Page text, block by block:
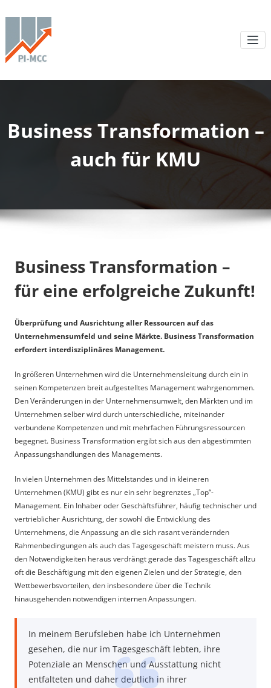
Business Transformation –
auch für KMU
Business Transformation –
für eine erfolgreiche Zukunft!
Überprüfung und Ausrichtung aller Ressourcen auf das
Unternehmensumfeld und seine Märkte. Business Transformation
erfordert interdisziplinäres Management.
In größeren Unternehmen wird die Unternehmensleitung durch ein in
seinen Kompetenzen breit aufgestelltes Management wahrgenommen.
Den Veränderungen in der Unternehmensumwelt, den Märkten und im
Unternehmen selber wird durch unterschiedliche, miteinander
verbundene Kompetenzen und mit mehrfachen Führungsressourcen
begegnet. Business Transformation ergibt sich aus den abgestimmten
Anpassungshandlungen des Managements.
In vielen Unternehmen des Mittelstandes und in kleineren
Unternehmen (KMU) gibt es nur ein sehr begrenztes „Top“-
Management. Ein Inhaber oder Geschäftsführer, häufig technischer und
vertrieblicher Ausrichtung, der sowohl die Entwicklung des
Unternehmens, die Anpassung an die sich rasant verändernden
Rahmenbedingungen als auch das Tagesgeschäft meistern muss. Aus
den Notwendigkeiten heraus verdrängt gerade das Tagesgeschäft allzu
oft die Beschäftigung mit den eigenen Zielen und der Strategie, den
Wettbewerbsvorteilen, den insbesondere über die Technik
hinausgehenden notwendigen internen Anpassungen.
In meinem Berufsleben habe ich Unternehmen
gesehen, die nur im Tagesgeschäft lebten, ihre
Potenziale an Menschen und Ausstattung nicht
entfalteten und daher deutlich in ihrer